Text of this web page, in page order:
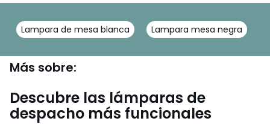
Lampara de mesa blanca Lampara mesa negra
Más sobre:
Descubre las lámparas de
despacho más funcionales